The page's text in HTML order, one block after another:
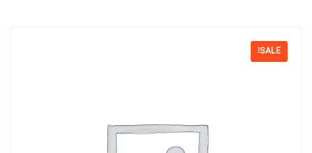
SALE!